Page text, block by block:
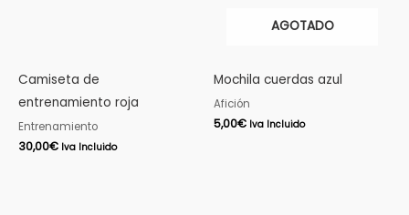
Camiseta de
entrenamiento roja
Entrenamiento
30,00€ Iva Incluido
AGOTADO
Mochila cuerdas azul
Afición
5,00€ Iva Incluido